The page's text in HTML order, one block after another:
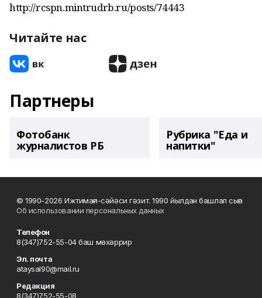
http://rcspn.mintrudrb.ru/posts/74443
Читайте нас
Партнеры
Фотобанк
журналистов РБ
Рубрика "Еда и
напитки"
© 1990-2026 Ижтимағи-сәйәси гәзит. 1990 йылдан башлап сыға
Об использовании персональных данных
Телефон
8(347)752-55-04 баш мөхәррир
Эл. почта
ataysal90@mail.ru
Редакция
8(347)752-55-08